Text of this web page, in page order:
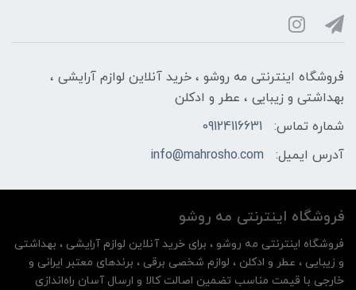
فروشگاه اینترنتی مه‌ رو‌شو ، خرید آنلاین لوازم آرایشی ،
بهداشتی و زیبایی ، عطر و ادکلن
شماره تماس:
09124116631
آدرس ایمیل:
info@mahrosho.com
فروشگاه اینترنتی مه‌ رو‌شو
فروشگاه اینترنتی مه‌ رو‌شو ، برای خرید آنلاین لوازم آرایشی ، بهداشتی
و زیبایی ، عطر و ادکلن ، لوازم شخصی برقی ، برندهای معتبر ایرانی و
خارجی با قیمت مناسب تضمین اصالت کالا و ارسال آسان راه‌اندازی